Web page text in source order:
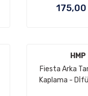
175,00
HMP
Fiesta Arka
Kaplama -